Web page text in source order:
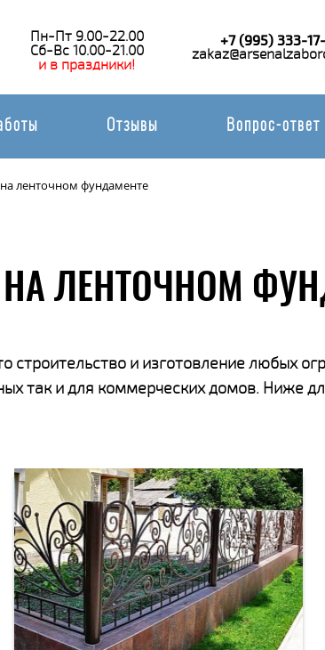
Пн-Пт 9.00-22.00
Сб-Вс 10.00-21.00
и в праздники!
+7 (995) 333-
Отзывы Вопрос-ответ
ленточном фундаменте
ЛЕНТОЧНОМ
строительство и изготовление любых
так и для коммерческих домов. Ниже